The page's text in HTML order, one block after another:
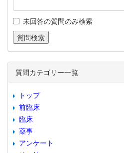
未回答の質問のみ検索
質問カテゴリー一覧
トップ
前臨床
臨床
薬事
アンケート